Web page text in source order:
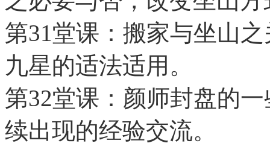
第31堂课：搬家与坐山
九星的适法适用。
第32堂课：颜师封盘的
续出现的经验交流。